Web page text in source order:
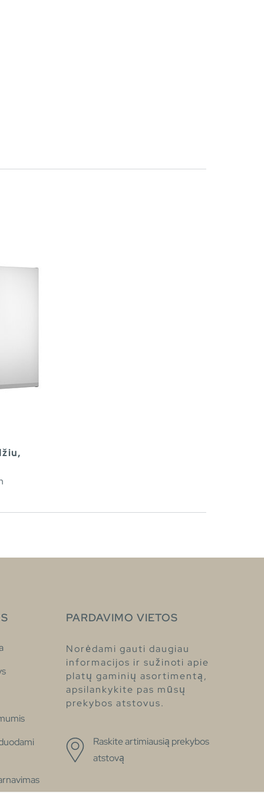
PARDAVIMO VIETOS
Norėdami gauti daugiau
informacijos ir sužinoti apie
platų gaminių asortimentą,
apsilankykite pas mūsų
prekybos atstovus.
Raskite artimiausią prekybos
atstovą